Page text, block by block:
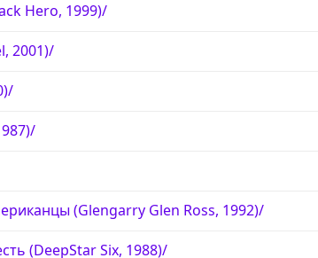
Hero, 1999)/
2001)/
(Glengarry Glen Ross, 1992)/
(DeepStar Six, 1988)/